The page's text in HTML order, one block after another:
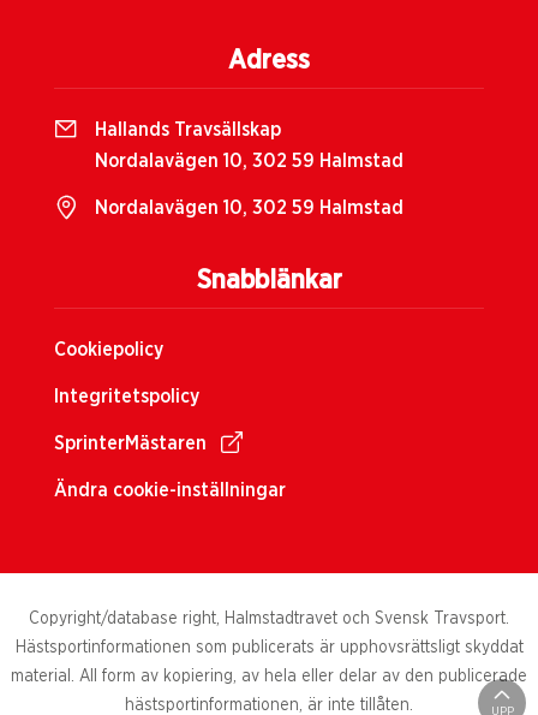
Snabblänkar
Cookiepolicy
Integritetspolicy
SprinterMästaren
Ändra cookie-inställningar
Adress
Hallands Travsällskap
Nordalavägen 10, 302 59 Halmstad
Nordalavägen 10, 302 59 Halmstad
UPP
Copyright/database right, Halmstadtravet och Svensk Travsport.
Hästsportinformationen som publicerats är upphovsrättsligt skyddat
material. All form av kopiering, av hela eller delar av den publicerade
hästsportinformationen, är inte tillåten.